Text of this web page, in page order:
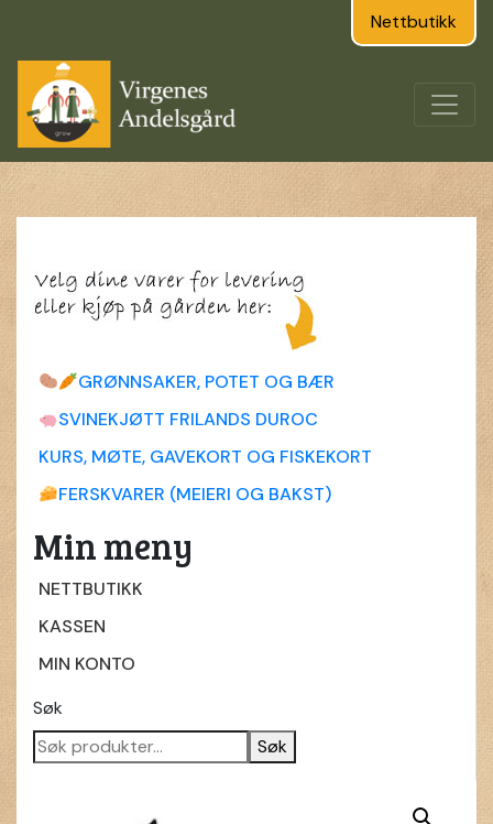
Nettbutikk
GRØNNSAKER, POTET OG BÆR
SVINEKJØTT FRILANDS DUROC
KURS, MØTE, GAVEKORT OG FISKEKORT
FERSKVARER (MEIERI OG BAKST)
Min meny
NETTBUTIKK
KASSEN
MIN KONTO
Søk
Søk